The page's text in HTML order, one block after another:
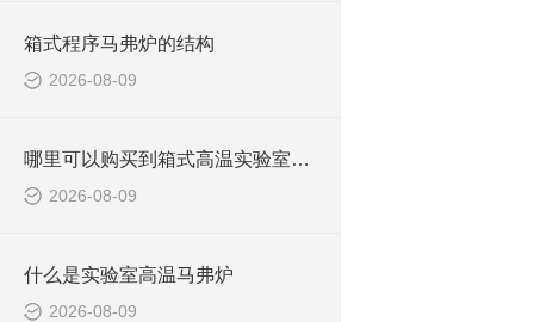
箱式程序马弗炉的结构
2026-08-09
哪里可以购买到箱式高温实验室电炉
2026-08-09
什么是实验室高温马弗炉
2026-08-09